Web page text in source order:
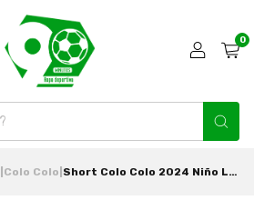
0
Colo Colo Short Colo Colo 2024 Niño Local Nuevo Original Adidas